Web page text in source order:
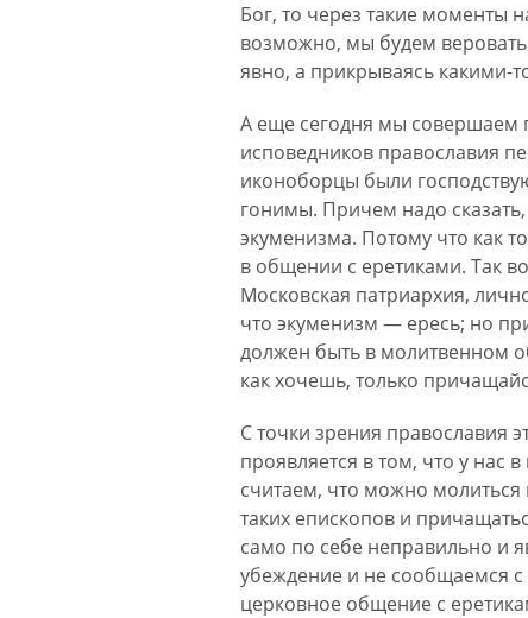
Бог, то через такие
возможно, мы будем веровать
явно, а прикрываясь какими-
А еще сегодня мы совершаем
исповедников православия
иконоборцы были
гонимы. Причем надо
экуменизма. Потому что как
в общении с еретиками. Так
Московская патриархия,
что экуменизм — ересь; но
должен быть в молитвенном
как хочешь, только
С точки зрения православия
проявляется в том, что у нас
считаем, что можно
таких епископов и
само по себе неправильно и
убеждение и не сообщаемся
церковное общение с